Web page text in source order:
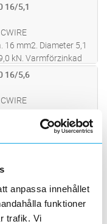
anpassa innehållet
funktioner
trafik. Vi
16/5,1
16 mm2. Diameter 5,1
kN. Varmförzinkad
SS 424 08 06. Svart
16/5,6
kN. Varmförzinkad
25/6,4
kN. Varmförzinkad
SS 424 08 06. Svart
16/5,1